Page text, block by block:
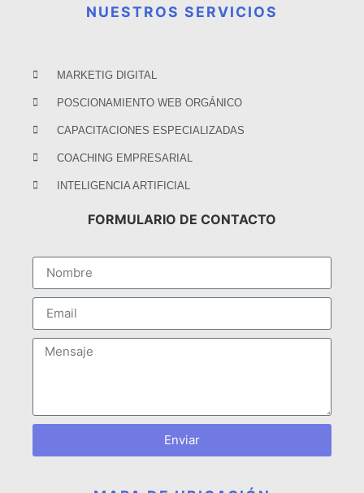
NUESTROS SERVICIOS
MARKETIG DIGITAL
POSCIONAMIENTO WEB ORGÁNICO
CAPACITACIONES ESPECIALIZADAS
COACHING EMPRESARIAL
INTELIGENCIA ARTIFICIAL
FORMULARIO DE CONTACTO
Enviar